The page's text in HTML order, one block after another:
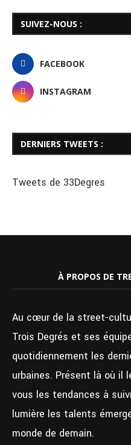
SUIVEZ-NOUS :
FACEBOOK
INSTAGRAM
DERNIERS TWEETS :
Tweets de 33Degres
À PROPOS DE
Au cœur de la street-
Trois Degrés et ses
quotidiennement les
urbaines. Présent là où il
vous les tendances à
lumière les talents
monde de demain.